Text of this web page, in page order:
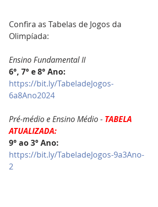
Confira as Tabelas de Jogos da
Olimpíada:
Ensino Fundamental II
6°, 7° e 8° Ano:
https://bit.ly/TabeladeJogos-
6a8Ano2024
Pré-médio e Ensino Médio - TABELA
ATUALIZADA:
9° ao 3° Ano:
https://bit.ly/TabeladeJogos-9a3Ano-
2